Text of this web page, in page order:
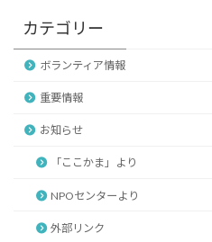
カテゴリー
ボランティア情報
重要情報
お知らせ
「ここかま」より
NPOセンターより
外部リンク